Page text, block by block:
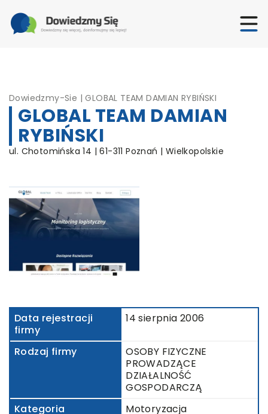
Dowiedzmy-Sie |GLOBAL TEAM DAMIAN RYBIŃSKI
GLOBAL TEAM DAMIAN
RYBIŃSKI
ul. Chotomińska 14 | 61-311 Poznań | Wielkopolskie
Data rejestracji
firmy
14 sierpnia 2006
Rodzaj firmy
OSOBY FIZYCZNE
PROWADZĄCE
DZIAŁALNOŚĆ
GOSPODARCZĄ
Kategoria
Motoryzacja